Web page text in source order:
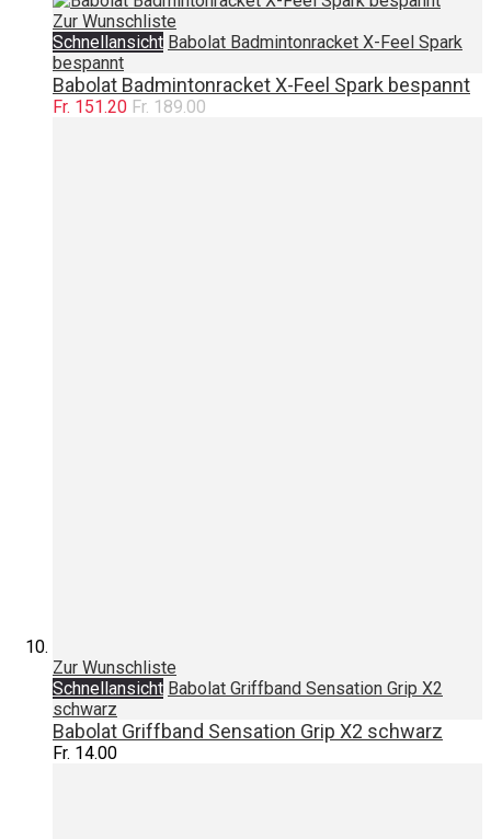
Zur Wunschliste
Schnellansicht Babolat Badmintonracket X-Feel Spark
bespannt
Babolat Badmintonracket X-Feel Spark bespannt
Fr. 151.20 Fr. 189.00
Zur Wunschliste
Schnellansicht Babolat Griffband Sensation Grip X2
schwarz
Babolat Griffband Sensation Grip X2 schwarz
Fr. 14.00